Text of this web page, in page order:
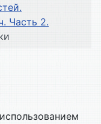
Часть 2.